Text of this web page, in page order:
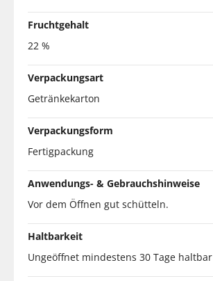
Fruchtgehalt
22 %
Verpackungsart
Getränkekarton
Verpackungsform
Fertigpackung
Anwendungs- & Gebrauchshinweise
Vor dem Öffnen gut schütteln.
Haltbarkeit
Ungeöffnet mindestens 30 Tage haltbar